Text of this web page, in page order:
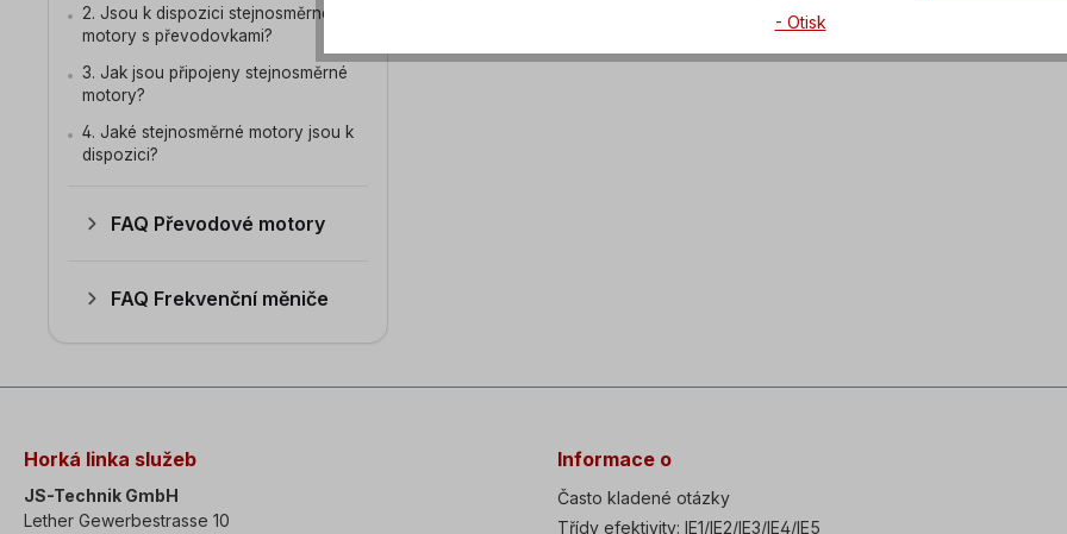
2. Jsou k dispozici stejnosměrné
motory s převodovkami?
3. Jak jsou připojeny stejnosměrné
motory?
4. Jaké stejnosměrné motory jsou k
dispozici?
FAQ Převodové motory
FAQ Frekvenční měniče
Horká linka služeb
JS-Technik GmbH
Lether Gewerbestrasse 10
Informace o
Často kladené otázky
Třídy efektivity: IE1/IE2/IE3/IE4/IE5
- Otisk